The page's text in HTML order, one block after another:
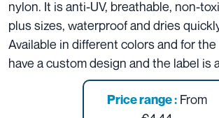
nylon. It is anti-UV, breathable, non-
plus sizes, waterproof and dries
Available in different colors and for
have a custom design and the label is
Price range :From